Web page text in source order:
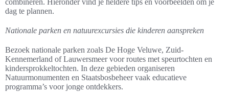
combineren. Hieronder vind je heldere tips en voorbeelden om je
dag te plannen.
Nationale parken en natuurexcursies die kinderen aanspreken
Bezoek nationale parken zoals De Hoge Veluwe, Zuid-
Kennemerland of Lauwersmeer voor routes met speurtochten en
kindersprokkeltochten. In deze gebieden organiseren
Natuurmonumenten en Staatsbosbeheer vaak educatieve
programma’s voor jonge ontdekkers.